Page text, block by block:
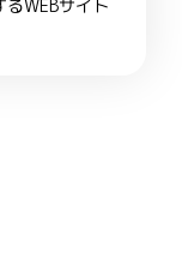
WEBサイト